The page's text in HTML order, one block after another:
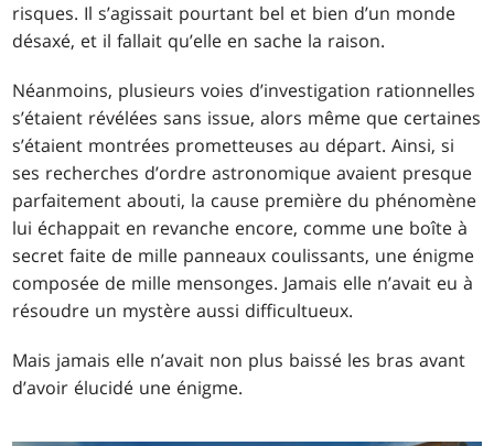
risques. Il s’agissait pourtant bel et bien d’un monde
désaxé, et il fallait qu’elle en sache la raison.
Néanmoins, plusieurs voies d’investigation rationnelles
s’étaient révélées sans issue, alors même que certaines
s’étaient montrées prometteuses au départ. Ainsi, si
ses recherches d’ordre astronomique avaient presque
parfaitement abouti, la cause première du phénomène
lui échappait en revanche encore, comme une boîte à
secret faite de mille panneaux coulissants, une énigme
composée de mille mensonges. Jamais elle n’avait eu à
résoudre un mystère aussi difficultueux.
Mais jamais elle n’avait non plus baissé les bras avant
d’avoir élucidé une énigme.